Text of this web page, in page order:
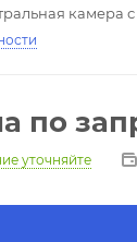
камера
по
уточняйте